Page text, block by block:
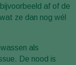
af of de
ze dan nog wél
als
De nood is